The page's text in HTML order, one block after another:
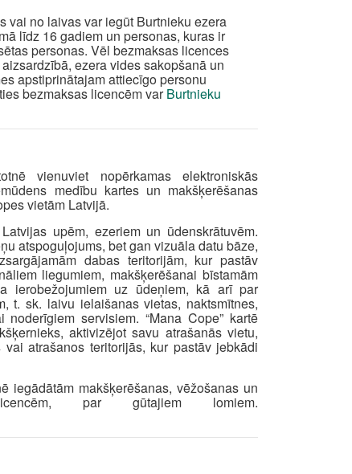
vai no laivas var iegūt Burtnieku ezera
līdz 16 gadiem un personas, kuras ir
personas. Vēl bezmaksas licences
ezera vides sakopšanā un
apstiprinātajam attiecīgo personu
bezmaksas licencēm varBurtnieku
vienuviet nopērkamas elektroniskās
medību kartes un makšķerēšanas
vietām Latvijā.
upēm, ezeriem un ūdenskrātuvēm.
atspoguļojums, bet gan vizuāla datu bāze,
dabas teritorijām, kur pastāv
liegumiem, makšķerēšanai bīstamām
ierobežojumiem uz ūdeņiem, kā arī par
t. sk. laivu ielaišanas vietas, naktsmītnes,
servisiem. “Mana Cope” kartē
aktivizējot savu atrašanās vietu,
atrašanos teritorijās, kur pastāv jebkādi
iegādātām makšķerēšanas, vēžošanas un
par gūtajiem lomiem.